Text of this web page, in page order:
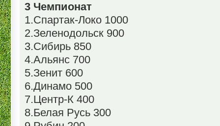
3 Чемпионат
1.Спартак-Локо 1000
2.Зеленодольск 900
3.Сибирь 850
4.Альянс 700
5.Зенит 600
6.Динамо 500
7.Центр-К 400
8.Белая Русь 300